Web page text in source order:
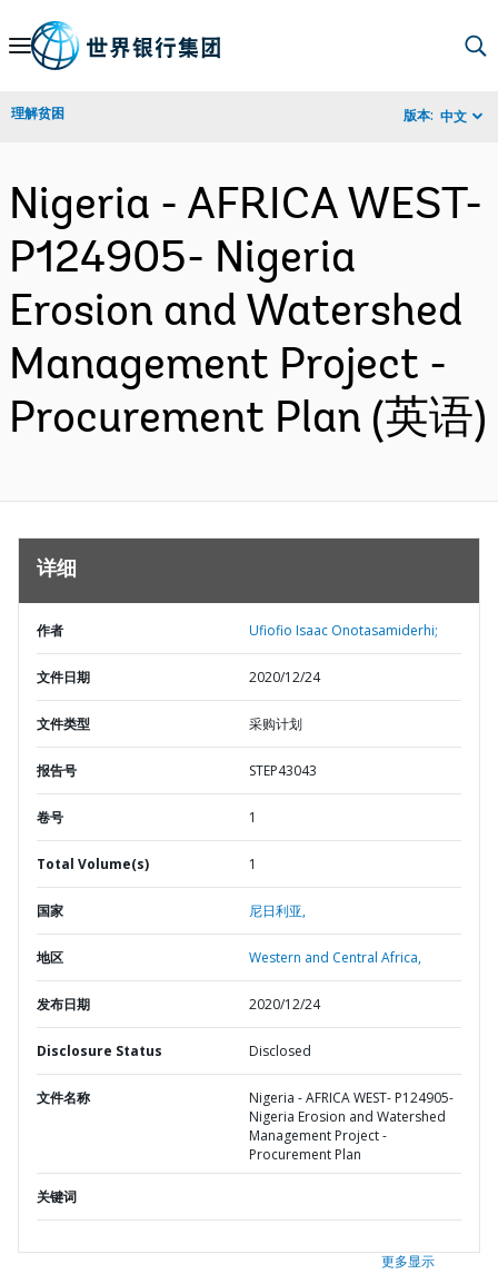
Skip
Navigation
理解贫困 版本: 中文
Nigeria - AFRICA WEST-
P124905- Nigeria
Erosion and Watershed
Management Project -
Procurement Plan (英语)
详细
作者 Ufiofio Isaac Onotasamiderhi;
文件日期 2020/12/24
文件类型 采购计划
报告号 STEP43043
卷号 1
Total Volume(s) 1
国家 尼日利亚,
地区 Western and Central Africa,
发布日期 2020/12/24
Disclosure Status Disclosed
文件名称
Nigeria - AFRICA WEST- P124905-
Nigeria Erosion and Watershed
Management Project -
Procurement Plan
关键词
更多显示